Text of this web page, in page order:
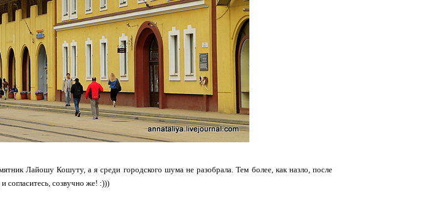
Лайошу Кошуту, а я среди городского шума не разобрала. Тем более, как назло, после
согласитесь, созвучно же! :)))